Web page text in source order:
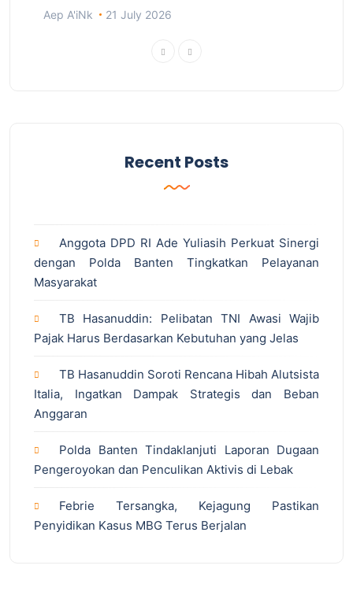
Aep A'iNk 21 July 2026
Recent Posts
Anggota DPD RI Ade Yuliasih Perkuat Sinergi
dengan Polda Banten Tingkatkan Pelayanan
Masyarakat
TB Hasanuddin: Pelibatan TNI Awasi Wajib
Pajak Harus Berdasarkan Kebutuhan yang Jelas
TB Hasanuddin Soroti Rencana Hibah Alutsista
Italia, Ingatkan Dampak Strategis dan Beban
Anggaran
Polda Banten Tindaklanjuti Laporan Dugaan
Pengeroyokan dan Penculikan Aktivis di Lebak
Febrie Tersangka, Kejagung Pastikan
Penyidikan Kasus MBG Terus Berjalan